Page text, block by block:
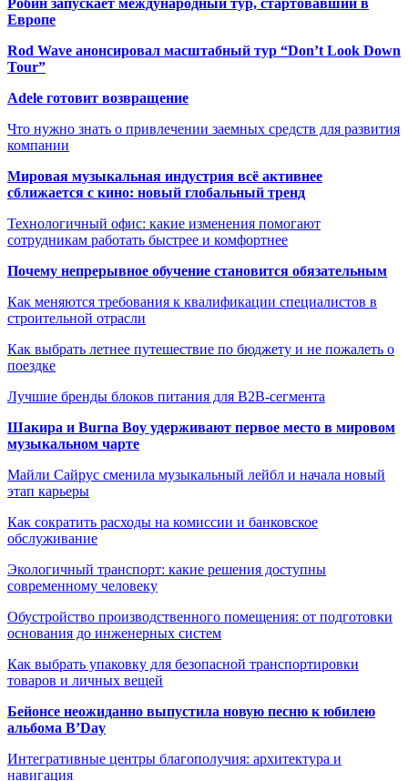
Робин запускает международный тур, стартовавший в
Европе
Rod Wave анонсировал масштабный тур “Don’t Look Down
Tour”
Adele готовит возвращение
Что нужно знать о привлечении заемных средств для развития
компании
Мировая музыкальная индустрия всё активнее
сближается с кино: новый глобальный тренд
Технологичный офис: какие изменения помогают
сотрудникам работать быстрее и комфортнее
Почему непрерывное обучение становится обязательным
Как меняются требования к квалификации специалистов в
строительной отрасли
Как выбрать летнее путешествие по бюджету и не пожалеть о
поездке
Лучшие бренды блоков питания для B2B-сегмента
Шакира и Burna Boy удерживают первое место в мировом
музыкальном чарте
Майли Сайрус сменила музыкальный лейбл и начала новый
этап карьеры
Как сократить расходы на комиссии и банковское
обслуживание
Экологичный транспорт: какие решения доступны
современному человеку
Обустройство производственного помещения: от подготовки
основания до инженерных систем
Как выбрать упаковку для безопасной транспортировки
товаров и личных вещей
Бейонсе неожиданно выпустила новую песню к юбилею
альбома B’Day
Интегративные центры благополучия: архитектура и
навигация